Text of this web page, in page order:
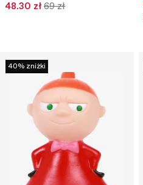
48.30 zł 69 zł
40% zniżki